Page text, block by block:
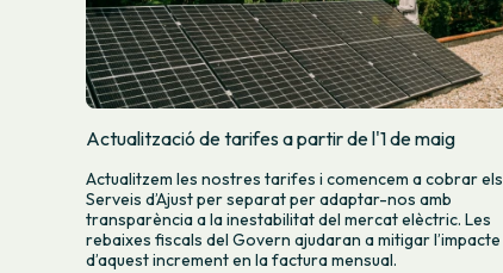
Actualització de tarifes a partir de l'1 de maig
Actualitzem les nostres tarifes i comencem a cobrar els
Serveis d’Ajust per separat per adaptar-nos amb
transparència a la inestabilitat del mercat elèctric. Les
rebaixes fiscals del Govern ajudaran a mitigar l’impacte
d’aquest increment en la factura mensual.